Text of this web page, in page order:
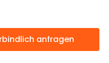
anfragen